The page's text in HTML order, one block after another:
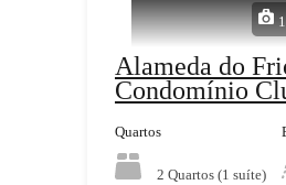
Alameda do
Condomínio
Quartos
2 Quartos (1 suíte)